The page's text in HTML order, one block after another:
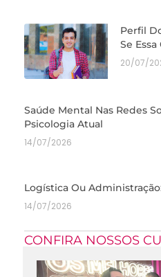
Perfil
Se Essa
20/07/
Saúde Mental Nas Redes
Psicologia Atual
14/07/2026
Logística Ou
14/07/2026
CONFIRA NOSSOS